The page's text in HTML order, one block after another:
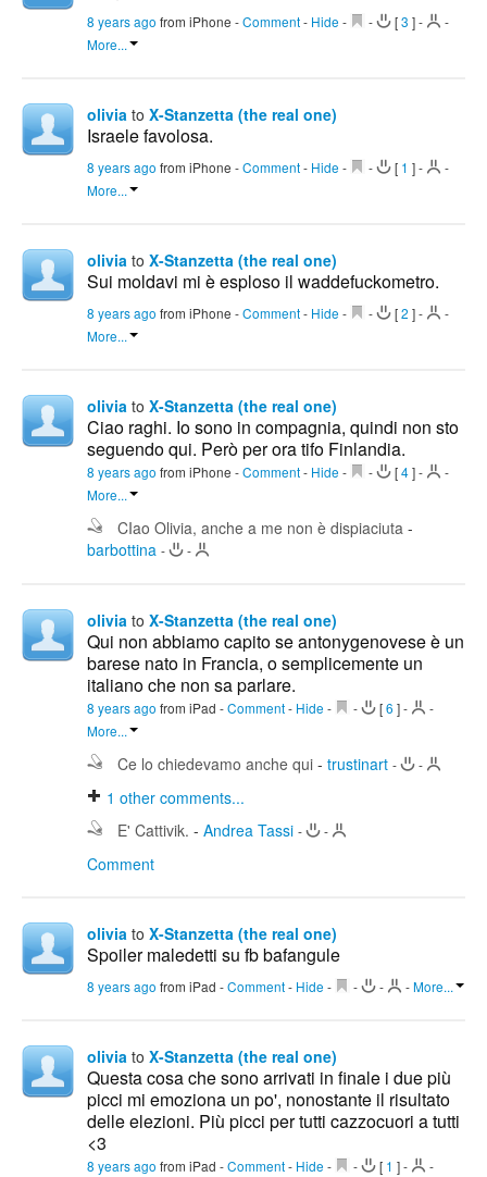
8 years ago from iPhone -Comment- Hide - - [3 ]-
-
More...
olivia to X-Stanzetta (the real one)
Israele favolosa.
8 years ago from iPhone -Comment- Hide - - [ 1 ]-
-
More...
olivia to X-Stanzetta (the real one)
Sui moldavi mi è esploso il waddefuckometro.
8 years ago from iPhone -Comment- Hide - - [2 ]-
-
More...
olivia to X-Stanzetta (the real one)
Ciao raghi. Io sono in compagnia, quindi non sto
seguendo qui. Però per ora tifo Finlandia.
8 years ago from iPhone -Comment- Hide - - [4]-
-
More...
CIao Olivia, anche a me non è dispiaciuta -
barbottina - -
olivia to X-Stanzetta (the real one)
Qui non abbiamo capito se antonygenovese è un
barese nato in Francia, o semplicemente un
italiano che non sa parlare.
8 years ago from iPad -Comment- Hide - - [6 ]-
-
More...
Ce lo chiedevamo anche qui - trustinart - -
1 other comments...
E' Cattivik. - Andrea Tassi - -
Comment
olivia to X-Stanzetta (the real one)
Spoiler maledetti su fb bafangule
8 years ago from iPad -Comment- Hide - - - -More...
olivia to X-Stanzetta (the real one)
Questa cosa che sono arrivati in finale i due più
picci mi emoziona un po', nonostante il risultato
delle elezioni. Più picci per tutti cazzocuori a tutti
<3
8 years ago from iPad -Comment- Hide - - [ 1 ]-
-